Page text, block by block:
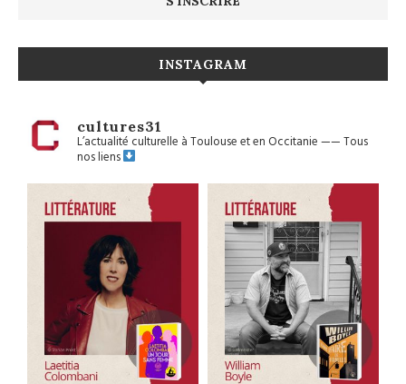
INSTAGRAM
cultures31
L’actualité culturelle à Toulouse et en Occitanie——Tous
nos liens